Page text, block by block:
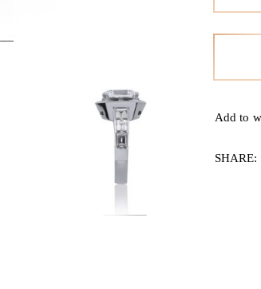
Add to
SHARE: